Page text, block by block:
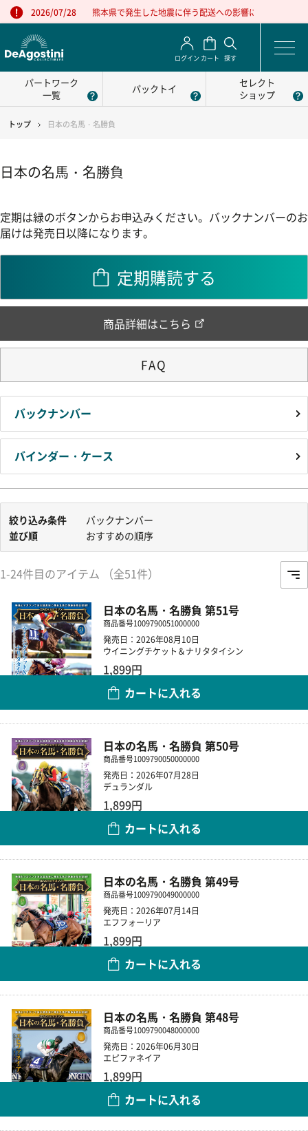
2026/07/28 熊本県で発生した地震に伴う配送への影響について
ログイン カート 探す
パートワーク
一覧
パックトイ
セレクト
ショップ
トップ 日本の名馬・名勝負
日本の名馬・名勝負
バックナンバー
バインダー・ケース
定期は緑のボタンからお申込みください。バックナンバーのお
届けは発売日以降になります。
定期購読する
商品詳細はこちら
FAQ
絞り込み条件
バックナンバー
並び順
おすすめの順序
1-24件目のアイテム （全51件）
日本の名馬・名勝負 第51号
商品番号1009790051000000
発売日：2026年08月10日
ウイニングチケット＆ナリタタイシン
1,899円
カートに入れる
日本の名馬・名勝負 第50号
商品番号1009790050000000
発売日：2026年07月28日
デュランダル
1,899円
カートに入れる
日本の名馬・名勝負 第49号
商品番号1009790049000000
発売日：2026年07月14日
エフフォーリア
1,899円
カートに入れる
日本の名馬・名勝負 第48号
商品番号1009790048000000
発売日：2026年06月30日
エピファネイア
1,899円
カートに入れる